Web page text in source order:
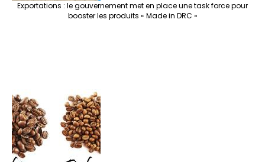
Exportations : le gouvernement met en place une task force pour
booster les produits « Made in DRC »